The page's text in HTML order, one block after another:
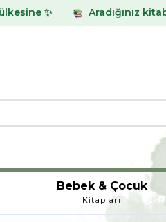
Aradığınız kitabı bulamadınız
Bebek & Çocuk
Kitapları